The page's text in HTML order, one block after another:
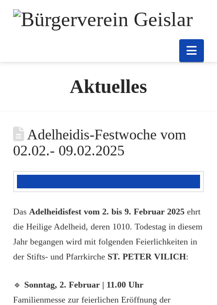
Aktuelles
Adelheidis-Festwoche vom
02.02.- 09.02.2025
Das Adelheidisfest vom 2. bis 9. Februar 2025 ehrt
die Heilige Adelheid, deren 1010. Todestag in diesem
Jahr begangen wird mit folgenden Feierlichkeiten in
der Stifts- und Pfarrkirche ST. PETER VILICH:
🔹 Sonntag, 2. Februar | 11.00 Uhr
Familienmesse zur feierlichen Eröffnung der